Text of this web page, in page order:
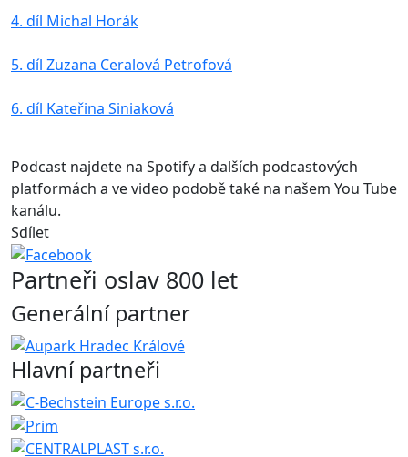
4. díl Michal Horák
5. díl Zuzana Ceralová Petrofová
6. díl Kateřina Siniaková
Podcast najdete na Spotify a dalších podcastových
platformách a ve video podobě také na našem You Tube
kanálu.
Sdílet
Partneři oslav 800 let
Generální partner
Hlavní partneři